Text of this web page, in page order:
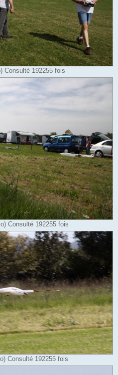
Consulté 192255 fois
Consulté 192255 fois
Consulté 192255 fois